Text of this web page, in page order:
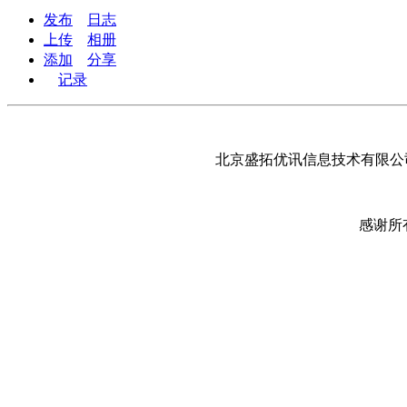
发布
日志
上传
相册
添加
分享
记录
北京盛拓优讯信息技术有限
感谢所